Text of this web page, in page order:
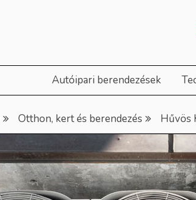
Autóipari berendezések
Otthon, kert és berendezés Hűvös